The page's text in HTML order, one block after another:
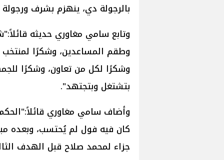
بالرجولة دي، ينهزم بشرف
وتابع سامي مغاوري حديثه
وطقم المساعدين، وشكرًا لمنتخب
وشكرًا لكل من تعاون، وشكرًا
بتشتغل وبتجتهد".
وأضاف سامي مغاوري
كان فيه فول لم يُحتسب، وبعده
جزاء لمحمد صلاح قبل الهدف